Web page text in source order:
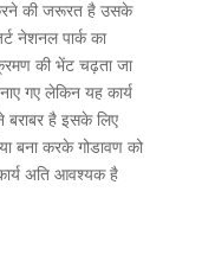
की जरूरत है उसके
नेशनल पार्क का
की भेंट चढ़ता जा
गए लेकिन यह कार्य
है इसके लिए
बना करके गोडावण को
अति आवश्यक है